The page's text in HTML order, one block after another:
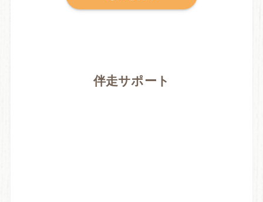
伴走サポート